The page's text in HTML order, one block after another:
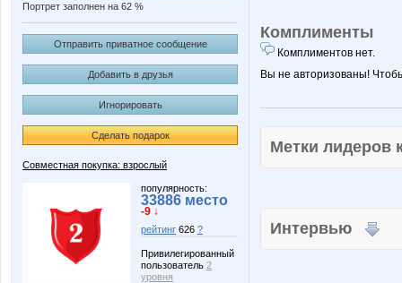
Портрет заполнен на 62 %
Отправить приватное сообщение
Добавить в друзья
Игнорировать
Сделать подарок
Совместная покупка: взрослый
популярность:
33886 место
-9 ↓
рейтинг 626 ?
Привилегированный
пользователь 2
уровня
Комплименты
Комплиментов нет.
Вы не авторизованы!
Метки
Интервью